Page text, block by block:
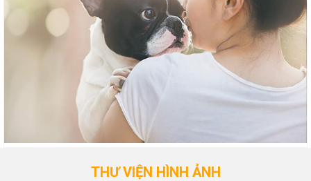
THƯ VIỆN HÌNH ẢNH